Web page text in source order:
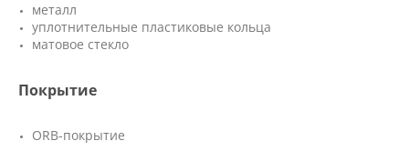
металл
уплотнительные пластиковые кольца
матовое стекло
Покрытие
ORB-покрытие